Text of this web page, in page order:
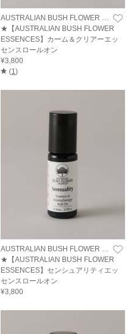
AUSTRALIAN BUSH FLOWER ESSENCES
★【AUSTRALIAN BUSH FLOWER
ESSENCES】カーム＆クリアーエッ
センスロールオン
¥3,800
(1)
AUSTRALIAN BUSH FLOWER ESSENCES
★【AUSTRALIAN BUSH FLOWER
ESSENCES】センシュアリティエッ
センスロールオン
¥3,800